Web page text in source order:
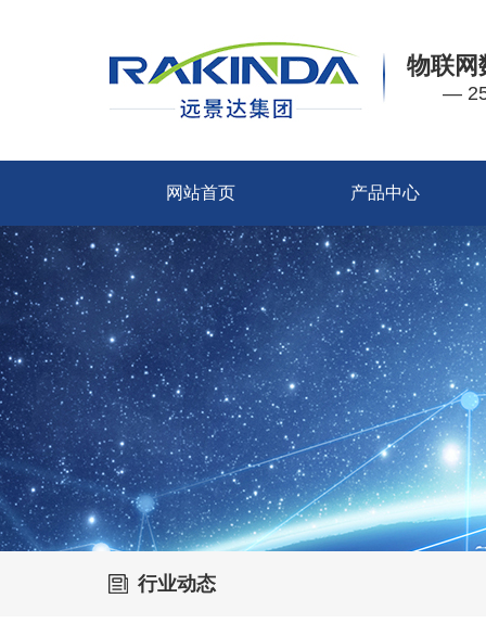
物联网
—
网站首页 产品中心
行业动态